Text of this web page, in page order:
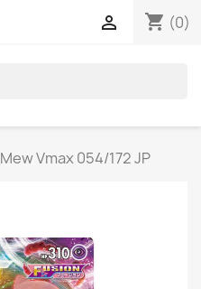
shopping_cart (0)

Mew Vmax 054/172 JP